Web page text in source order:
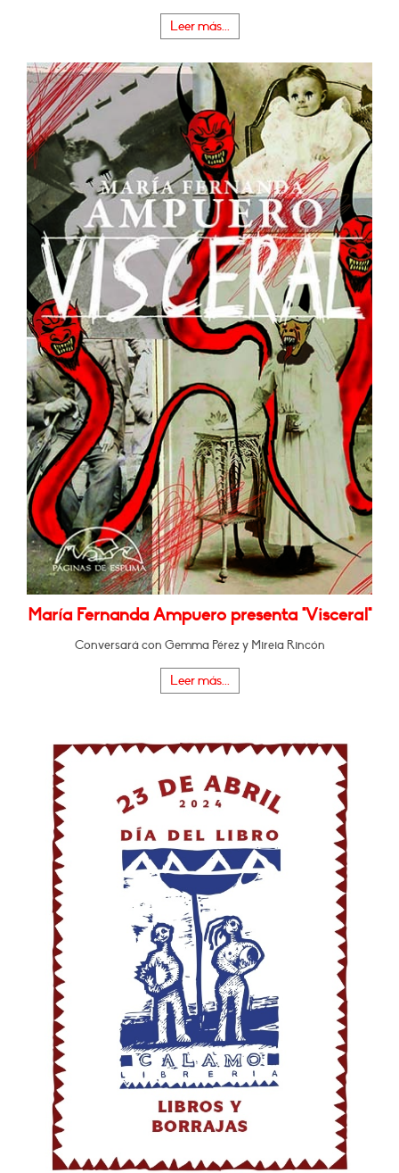
Leer más...
María Fernanda Ampuero presenta "Visceral"
Conversará con Gemma Pérez y Mireia Rincón
Leer más...